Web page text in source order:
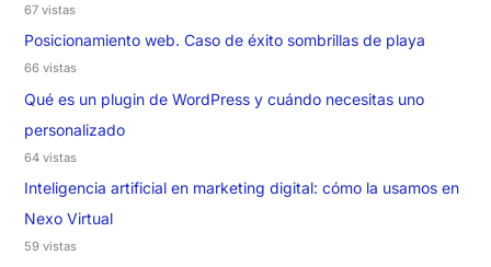
67 vistas
Posicionamiento web. Caso de éxito sombrillas de playa
66 vistas
Qué es un plugin de WordPress y cuándo necesitas uno
personalizado
64 vistas
Inteligencia artificial en marketing digital: cómo la usamos en
Nexo Virtual
59 vistas